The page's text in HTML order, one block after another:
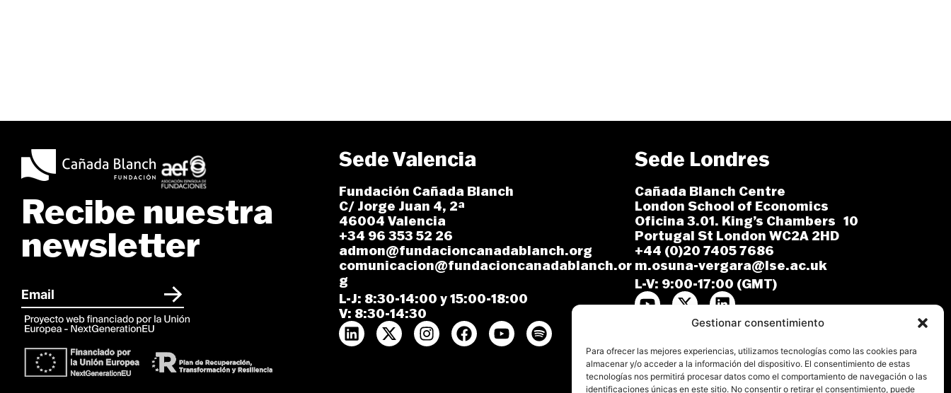
Gestionar consentimiento
Para ofrecer las mejores experiencias, utilizamos tecnologías como las cookies para
almacenar y/o acceder a la información del dispositivo. El consentimiento de estas
tecnologías nos permitirá procesar datos como el comportamiento de navegación o las
identificaciones únicas en este sitio. No consentir o retirar el consentimiento, puede
Recibe nuestra
newsletter
Sede Valencia
Fundación Cañada Blanch
C/ Jorge Juan 4, 2ª
46004 Valencia
+34 96 353 52 26
admon@fundacioncanadablanch.org
comunicacion@fundacioncanadablanch.or
g
L-J: 8:30-14:00 y 15:00-18:00
V: 8:30-14:30
Sede Londres
Cañada Blanch Centre
London School of Economics
Oficina 3.01. King’s Chambers 10
Portugal St London WC2A 2HD
+44 (0)20 7405 7686
m.osuna-vergara@lse.ac.uk
L-V: 9:00-17:00 (GMT)